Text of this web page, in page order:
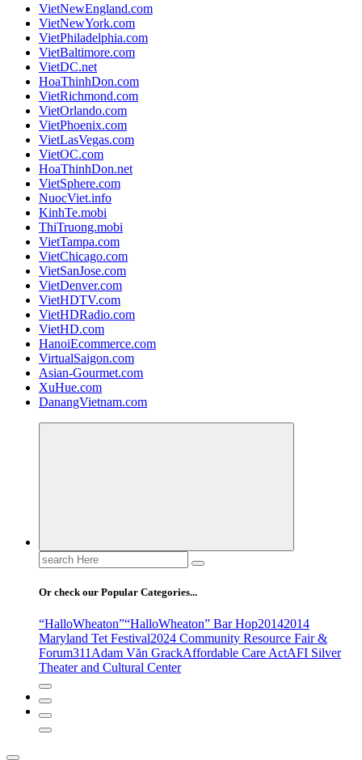
VietNewEngland.com
VietNewYork.com
VietPhiladelphia.com
VietBaltimore.com
VietDC.net
HoaThinhDon.com
VietRichmond.com
VietOrlando.com
VietPhoenix.com
VietLasVegas.com
VietOC.com
HoaThinhDon.net
VietSphere.com
NuocViet.info
KinhTe.mobi
ThiTruong.mobi
VietTampa.com
VietChicago.com
VietSanJose.com
VietDenver.com
VietHDTV.com
VietHDRadio.com
VietHD.com
HanoiEcommerce.com
VirtualSaigon.com
Asian-Gourmet.com
XuHue.com
DanangVietnam.com
Search
for:
Or check our Popular Categories...
“HalloWheaton”“HalloWheaton” Bar Hop20142014
Maryland Tet Festival2024 Community Resource Fair &
Forum311 Adam Văn GrackAffordable Care ActAFI Silver
Theater and Cultural Center